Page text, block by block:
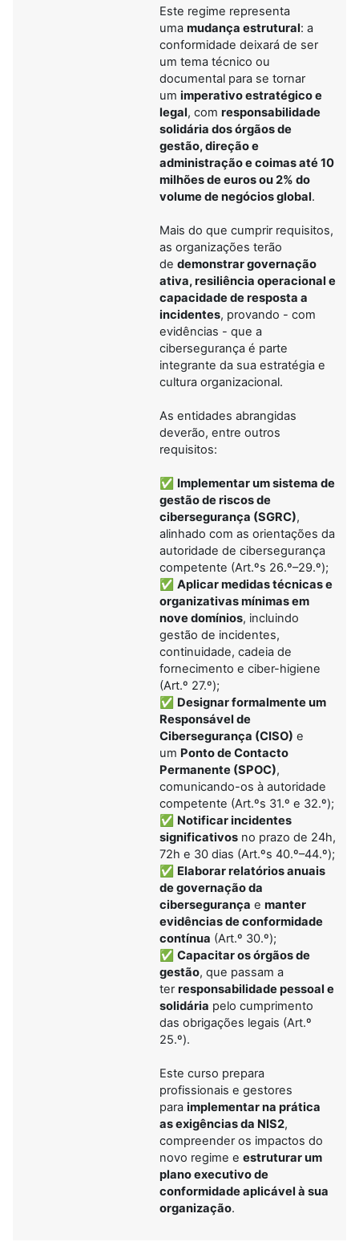
Este regime representa
uma mudança estrutural: a
conformidade deixará de ser
um tema técnico ou
documental para se tornar
um imperativo estratégico e
legal, com responsabilidade
solidária dos órgãos de
gestão, direção e
administração e coimas até 10
milhões de euros ou 2% do
volume de negócios global.
Mais do que cumprir requisitos,
as organizações terão
de demonstrar governação
ativa, resiliência operacional e
capacidade de resposta a
incidentes, provando - com
evidências - que a
cibersegurança é parte
integrante da sua estratégia e
cultura organizacional.
As entidades abrangidas
deverão, entre outros
requisitos:
✅ Implementar um sistema de
gestão de riscos de
cibersegurança (SGRC),
alinhado com as orientações da
autoridade de cibersegurança
competente (Art.ºs 26.º–29.º);
✅ Aplicar medidas técnicas e
organizativas mínimas em
nove domínios, incluindo
gestão de incidentes,
continuidade, cadeia de
fornecimento e ciber-higiene
(Art.º 27.º);
✅ Designar formalmente um
Responsável de
Cibersegurança (CISO) e
um Ponto de Contacto
Permanente (SPOC),
comunicando-os à autoridade
competente (Art.ºs 31.º e 32.º);
✅ Notificar incidentes
significativos no prazo de 24h,
72h e 30 dias (Art.ºs 40.º–44.º);
✅ Elaborar relatórios anuais
de governação da
cibersegurança e manter
evidências de conformidade
contínua (Art.º 30.º);
✅ Capacitar os órgãos de
gestão, que passam a
terresponsabilidade pessoal e
solidária pelo cumprimento
das obrigações legais (Art.º
25.º).
Este curso prepara
profissionais e gestores
para implementar na prática
as exigências da NIS2,
compreender os impactos do
novo regime e estruturar um
plano executivo de
conformidade aplicável à sua
organização.